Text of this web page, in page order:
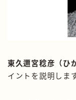
東久邇宮稔彦（ひ
イントを説明します